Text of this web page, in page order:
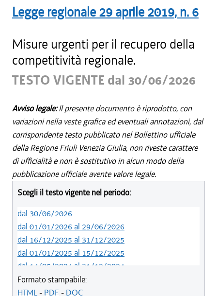
Legge regionale 29 aprile 2019, n. 6
Misure urgenti per il recupero della
competitività regionale.
TESTO VIGENTE dal 30/06/2026
Avviso legale:Il presente documento è riprodotto, con
variazioni nella veste grafica ed eventuali annotazioni, dal
corrispondente testo pubblicato nel Bollettino ufficiale
della Regione Friuli Venezia Giulia, non riveste carattere
di ufficialità e non è sostitutivo in alcun modo della
pubblicazione ufficiale avente valore legale.
Scegli il testo vigente nel periodo:
dal 30/06/2026
dal 01/01/2026 al 29/06/2026
dal 16/12/2025 al 31/12/2025
dal 01/01/2025 al 15/12/2025
dal 14/05/2024 al 31/12/2024
dal 12/08/2023 al 13/05/2024
dal 05/08/2022 al 11/08/2023
Formato stampabile:
HTML- PDF - DOC